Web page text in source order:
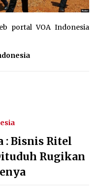
Rumah Ibadah,
di tengah Protes Pro-
Siap Tempur! Wabup Theo
Pacu Percepatan SPPG Di
portal VOA Indonesia
: Bisnis Ritel
Rugikan